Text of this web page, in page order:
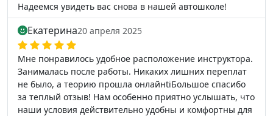
Надеемся увидеть вас снова в нашей автошколе!
Екатерина20 апреля 2025
Мне понравилось удобное расположение инструктора.
Занималась после работы. Никаких лишних переплат
не было, а теорию прошла онлайнtiБольшое спасибо
за теплый отзыв! Нам особенно приятно услышать, что
наши условия действительно удобны и комфортны для